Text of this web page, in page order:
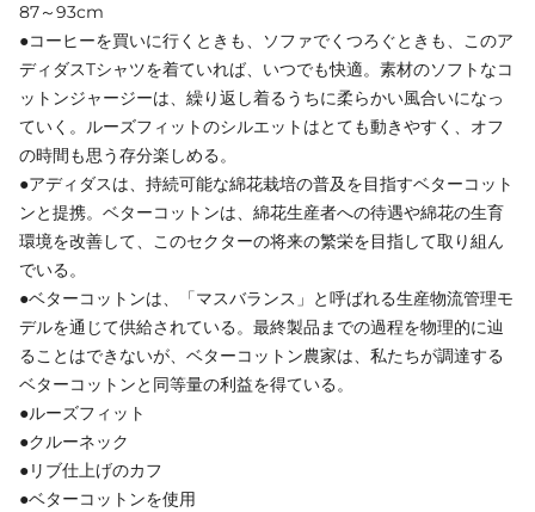
87～93cm
●コーヒーを買いに行くときも、ソファでくつろぐときも、このア
ディダスTシャツを着ていれば、いつでも快適。素材のソフトなコ
ットンジャージーは、繰り返し着るうちに柔らかい風合いになっ
ていく。ルーズフィットのシルエットはとても動きやすく、オフ
の時間も思う存分楽しめる。
●アディダスは、持続可能な綿花栽培の普及を目指すベターコット
ンと提携。ベターコットンは、綿花生産者への待遇や綿花の生育
環境を改善して、このセクターの将来の繁栄を目指して取り組ん
でいる。
●ベターコットンは、「マスバランス」と呼ばれる生産物流管理モ
デルを通じて供給されている。最終製品までの過程を物理的に辿
ることはできないが、ベターコットン農家は、私たちが調達する
ベターコットンと同等量の利益を得ている。
●ルーズフィット
●クルーネック
●リブ仕上げのカフ
●ベターコットンを使用